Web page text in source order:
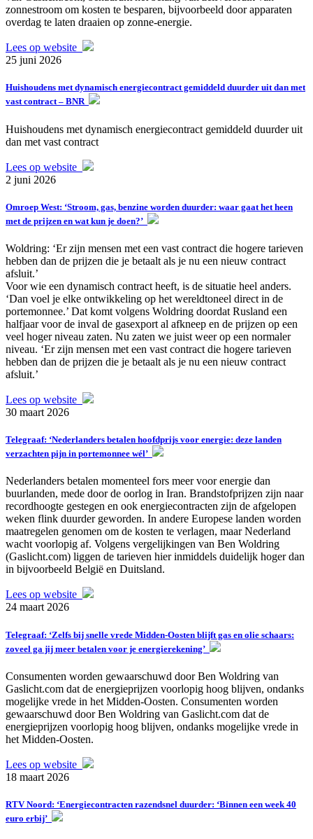
zonnestroom om kosten te besparen, bijvoorbeeld door apparaten
overdag te laten draaien op zonne-energie.
Lees op website
25 juni 2026
Huishoudens met dynamisch energiecontract gemiddeld duurder uit dan met
vast contract – BNR
Huishoudens met dynamisch energiecontract gemiddeld duurder uit
dan met vast contract
Lees op website
2 juni 2026
Omroep West: ‘Stroom, gas, benzine worden duurder: waar gaat het heen
met de prijzen en wat kun je doen?’
Woldring: ‘Er zijn mensen met een vast contract die hogere tarieven
hebben dan de prijzen die je betaalt als je nu een nieuw contract
afsluit.’
Voor wie een dynamisch contract heeft, is de situatie heel anders.
‘Dan voel je elke ontwikkeling op het wereldtoneel direct in de
portemonnee.’ Dat komt volgens Woldring doordat Rusland een
halfjaar voor de inval de gasexport al afkneep en de prijzen op een
veel hoger niveau zaten. Nu zaten we juist weer op een normaler
niveau. ‘Er zijn mensen met een vast contract die hogere tarieven
hebben dan de prijzen die je betaalt als je nu een nieuw contract
afsluit.’
Lees op website
30 maart 2026
Telegraaf: ‘Nederlanders betalen hoofdprijs voor energie: deze landen
verzachten pijn in portemonnee wél’
Nederlanders betalen momenteel fors meer voor energie dan
buurlanden, mede door de oorlog in Iran. Brandstofprijzen zijn naar
recordhoogte gestegen en ook energiecontracten zijn de afgelopen
weken flink duurder geworden. In andere Europese landen worden
maatregelen genomen om de kosten te verlagen, maar Nederland
wacht voorlopig af. Volgens vergelijkingen van Ben Woldring
(Gaslicht.com) liggen de tarieven hier inmiddels duidelijk hoger dan
in bijvoorbeeld België en Duitsland.
Lees op website
24 maart 2026
Telegraaf: ‘Zelfs bij snelle vrede Midden-Oosten blijft gas en olie schaars:
zoveel ga jij meer betalen voor je energierekening’
Consumenten worden gewaarschuwd door Ben Woldring van
Gaslicht.com dat de energieprijzen voorlopig hoog blijven, ondanks
mogelijke vrede in het Midden-Oosten. Consumenten worden
gewaarschuwd door Ben Woldring van Gaslicht.com dat de
energieprijzen voorlopig hoog blijven, ondanks mogelijke vrede in
het Midden-Oosten.
Lees op website
18 maart 2026
RTV Noord: ‘Energiecontracten razendsnel duurder: ‘Binnen een week 40
euro erbij’